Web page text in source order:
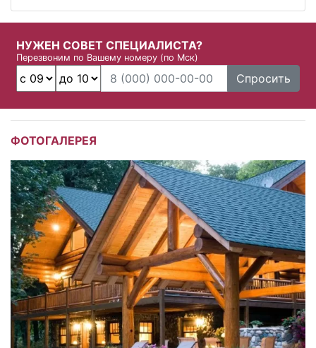
НУЖЕН СОВЕТ СПЕЦИАЛИСТА?
Перезвоним по Вашему номеру (по Мск)
Спросить
ФОТОГАЛЕРЕЯ